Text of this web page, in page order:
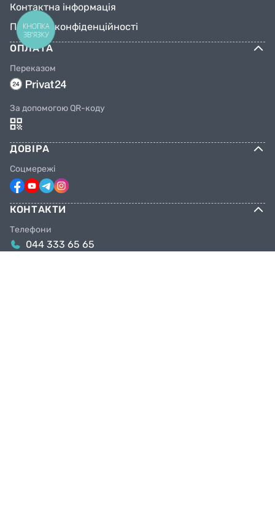
Контактна інформація
Політика конфіденційності
ОПЛАТА
Переказом
За допомогою QR-коду
ДОВІРА
Соцмережі
КОНТАКТИ
Телефони
044 333 65 65
КНОПКА
ЗВ'ЯЗКУ